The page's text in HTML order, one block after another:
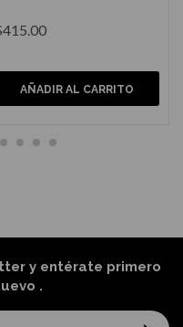
AÑADIR AL CARRITO
y entérate primero
.